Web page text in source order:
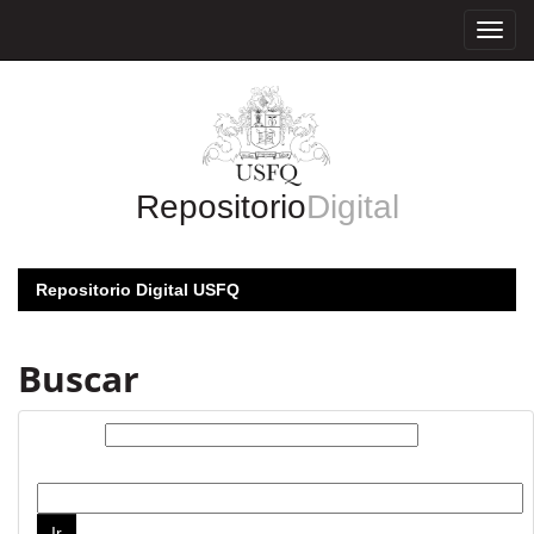
RepositorioDigital
Repositorio Digital USFQ
Buscar